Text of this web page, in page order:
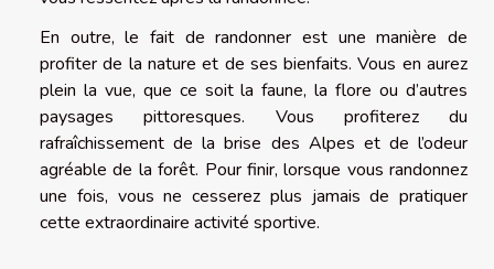
En outre, le fait de randonner est une manière de
profiter de la nature et de ses bienfaits. Vous en aurez
plein la vue, que ce soit la faune, la flore ou d’autres
paysages pittoresques. Vous profiterez du
rafraîchissement de la brise des Alpes et de l’odeur
agréable de la forêt. Pour finir, lorsque vous randonnez
une fois, vous ne cesserez plus jamais de pratiquer
cette extraordinaire activité sportive.